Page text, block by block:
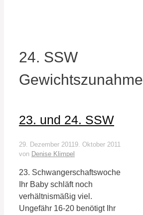
24. SSW
Gewichtszunahme
23. und 24. SSW
29. Dezember 2011 9. Oktober 2011
von Denise Klimpel
23. Schwangerschaftswoche
Ihr Baby schläft noch
verhältnismäßig viel.
Ungefähr 16-20 benötigt Ihr